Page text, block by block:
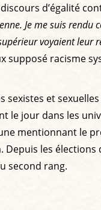
d’égalité
Je me suis rendu
voyaient leur
supposé racisme
et
le jour dans les
mentionnant le
les élections
second rang.